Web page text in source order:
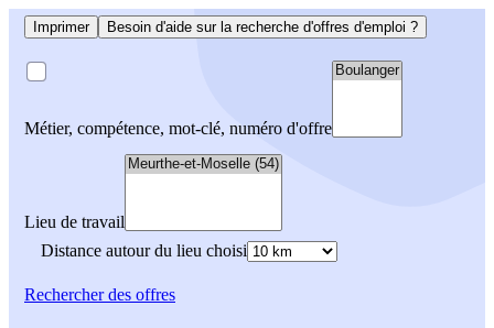
Imprimer Besoin d'aide sur la recherche d'offres d'emploi ?
Métier, compétence, mot-clé, numéro d'offre
Lieu de travail
Distance autour du lieu choisi
Rechercherdes offres